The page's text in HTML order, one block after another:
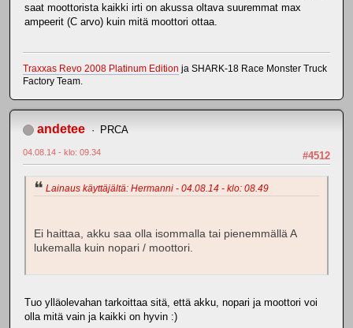
saat moottorista kaikki irti on akussa oltava suuremmat max
ampeerit (C arvo) kuin mitä moottori ottaa.
Traxxas Revo 2008 Platinum Edition ja SHARK-18 Race Monster Truck
Factory Team.
andetee PRCA
#4512
04.08.14 - klo: 09.34
Lainaus käyttäjältä: Hermanni - 04.08.14 - klo: 08.49
Ei haittaa, akku saa olla isommalla tai pienemmällä A
lukemalla kuin nopari / moottori.
Tuo ylläolevahan tarkoittaa sitä, että akku, nopari ja moottori voi
olla mitä vain ja kaikki on hyvin :)